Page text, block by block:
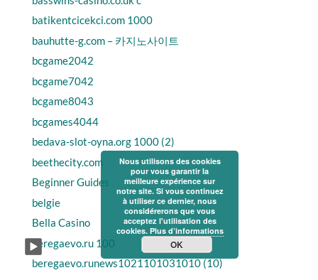
batikentcicekci.com 1000
bauhutte-g.com – 카지노사이트
bcgame2042
bcgame7042
bcgame8043
bcgames4044
bedava-slot-oyna.org 1000 (2)
beethecity.com
Beginner Guides
belgie
Bella Casino
beregaevo.ru 100
beregaevo.runews1021101031010 (10)
Nous utilisons des cookies
pour vous garantir la
meilleure expérience sur
notre site. Si vous continuez
à utiliser ce dernier, nous
considérerons que vous
acceptez l'utilisation des
cookies. Plus d’informations
OK